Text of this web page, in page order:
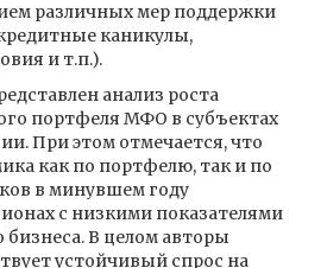
различных мер поддержки
каникулы,
и т.п.).
анализ роста
портфеля МФО в субъектах
При этом отмечается, что
как по портфелю, так и по
в минувшем году
с низкими показателями
бизнеса. В целом авторы
устойчивый спрос на